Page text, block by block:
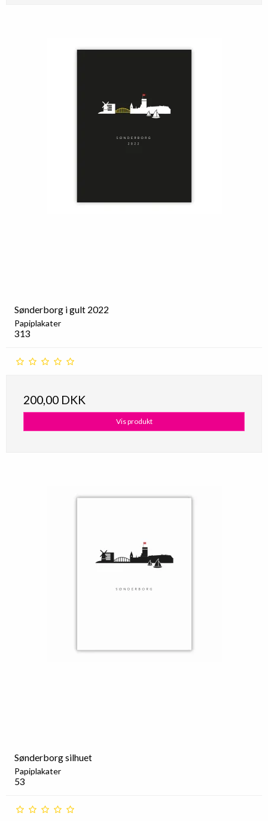
Sønderborg i gult 2022
Papiplakater
313
200,00 DKK
Vis produkt
Sønderborg silhuet
Papiplakater
53